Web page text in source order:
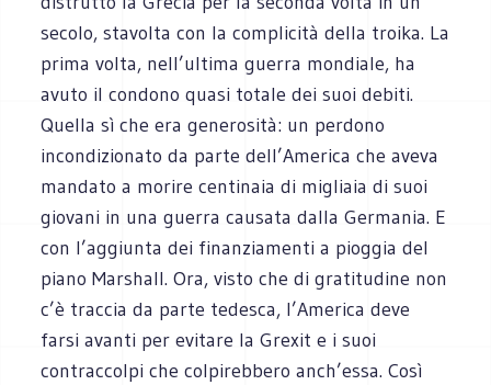
secolo, stavolta con la complicità della troika. La
prima volta, nell’ultima guerra mondiale, ha
avuto il condono quasi totale dei suoi debiti.
Quella sì che era generosità: un perdono
incondizionato da parte dell’America che aveva
mandato a morire centinaia di migliaia di suoi
giovani in una guerra causata dalla Germania. E
con l’aggiunta dei finanziamenti a pioggia del
piano Marshall. Ora, visto che di gratitudine non
c’è traccia da parte tedesca, l’America deve
farsi avanti per evitare la Grexit e i suoi
contraccolpi che colpirebbero anch’essa. Così